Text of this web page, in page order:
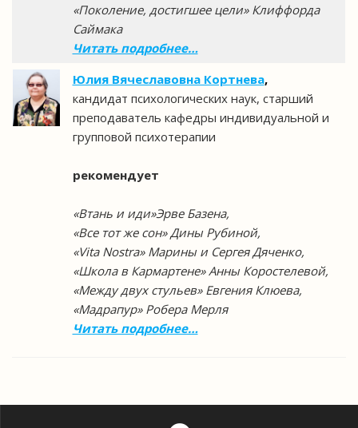
«Поколение, достигшее цели» Клиффорда
Саймака
Читать подробнее…
Юлия Вячеславовна Кортнева,
кандидат психологических наук, старший
преподаватель кафедры индивидуальной и
групповой психотерапии
рекомендует
«Втань и иди»Эрве Базена,
«Все тот же сон» Дины Рубиной,
«Vita Nostra» Марины и Сергея Дяченко,
«Школа в Кармартене» Анны Коростелевой,
«Между двух стульев» Евгения Клюева,
«Мадрапур» Робера Мерля
Читать подробнее…